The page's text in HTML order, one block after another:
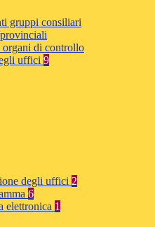
gruppi consiliari
di controllo
uffici 9
degli uffici 2
6
elettronica 1